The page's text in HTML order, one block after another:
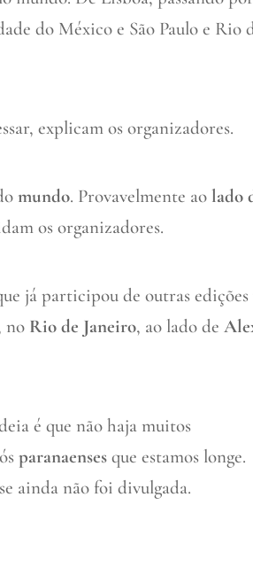
do México e São Paulo e Rio
explicam os organizadores.
mundo. Provavelmente aolado
os organizadores.
já participou de outras edições
no Rio de Janeiro, ao lado de
é que não haja muitos
paranaenses que estamos longe.
ainda não foi divulgada.